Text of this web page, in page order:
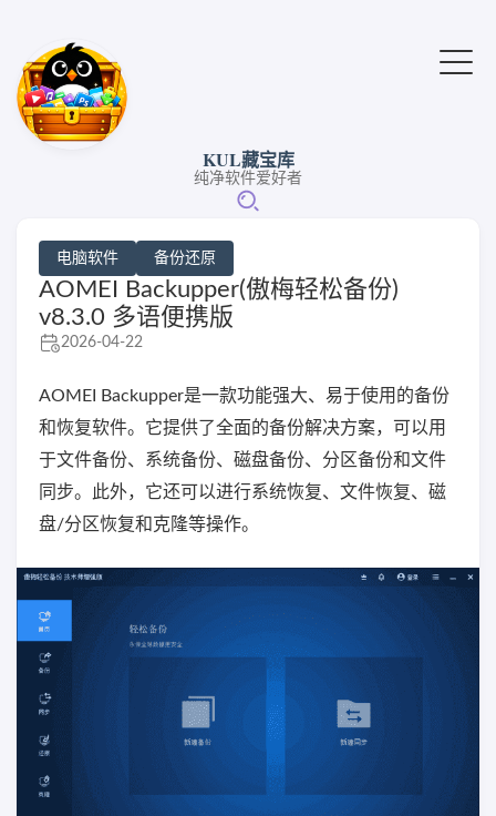
KUL藏宝库
纯净软件爱好者
电脑软件 备份还原
AOMEI Backupper(傲梅轻松备份)
v8.3.0 多语便携版
2026-04-22
AOMEI Backupper是一款功能强大、易于使用的备份
和恢复软件。它提供了全面的备份解决方案，可以用
于文件备份、系统备份、磁盘备份、分区备份和文件
同步。此外，它还可以进行系统恢复、文件恢复、磁
盘/分区恢复和克隆等操作。